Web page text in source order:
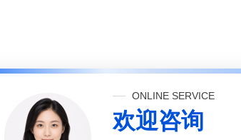
ONLINE SERVICE
欢迎咨询